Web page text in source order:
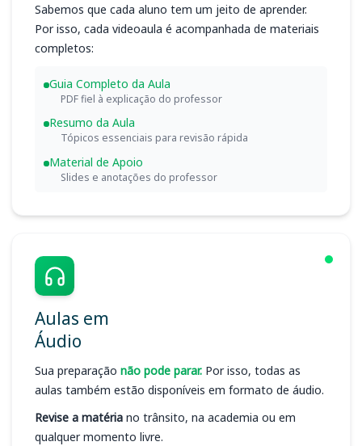
Sabemos que cada aluno tem um jeito de aprender.
Por isso, cada videoaula é acompanhada de materiais
completos:
Guia Completo da Aula
PDF fiel à explicação do professor
Resumo da Aula
Tópicos essenciais para revisão rápida
Material de Apoio
Slides e anotações do professor
Aulas em
Áudio
Sua preparação não pode parar. Por isso, todas as
aulas também estão disponíveis em formato de áudio.
Revise a matéria no trânsito, na academia ou em
qualquer momento livre.